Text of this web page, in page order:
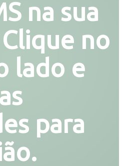
na sua
no
lado e
para